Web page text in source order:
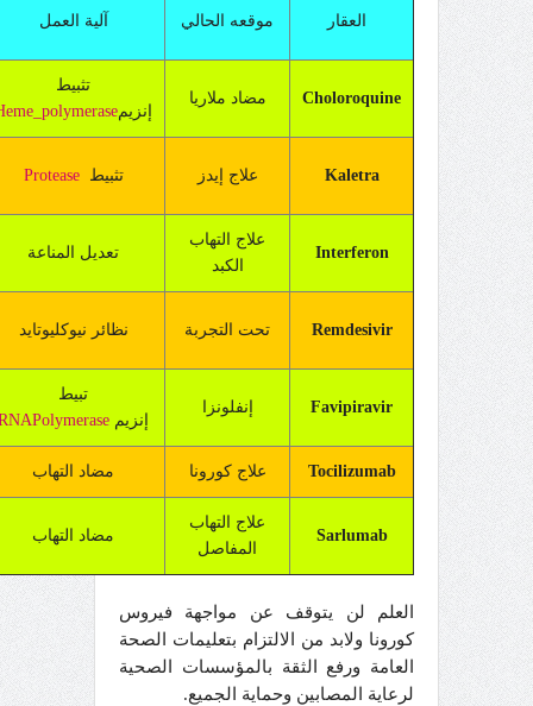
العقار موقعه الحالي آلية العمل
Choloroquine مضاد ملاريا
تثبيط
إنزيم
Kaletra علاج إيدز تثبيطProtease
Interferon
علاج التهاب
الكبد
تعديل المناعة
Remdesivir تحت التجربة نظائر نيوكليوتايد
Favipiravir إنفلونزا
تبيط
إنزيم Polymerase
Tocilizumab علاج كورونا مضاد التهاب
Sarlumab
علاج التهاب
المفاصل
مضاد التهاب
العلم لن يتوقف عن مواجهة فيروس
كورونا ولابد من الالتزام بتعليمات الصحة
العامة ورفع الثقة بالمؤسسات الصحية
لرعاية المصابين وحماية الجميع.